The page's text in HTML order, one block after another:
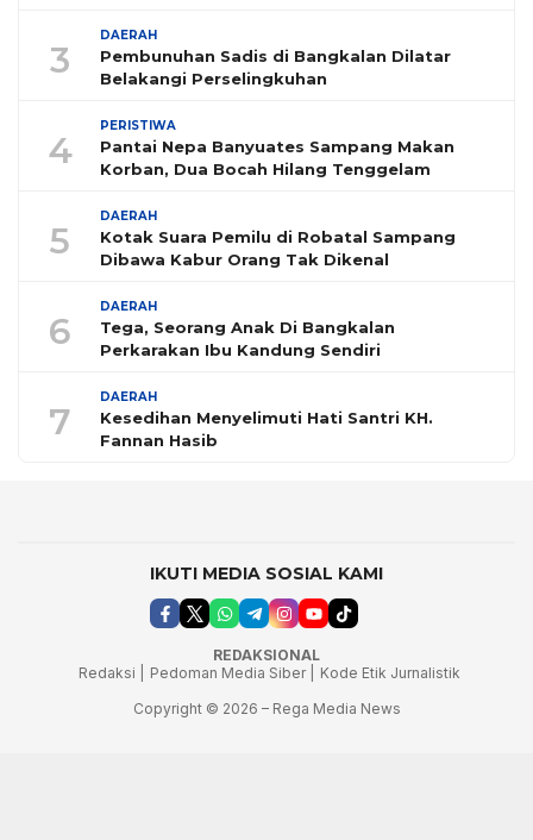
3
DAERAH
Pembunuhan Sadis di Bangkalan Dilatar
Belakangi Perselingkuhan
4
PERISTIWA
Pantai Nepa Banyuates Sampang Makan
Korban, Dua Bocah Hilang Tenggelam
5
DAERAH
Kotak Suara Pemilu di Robatal Sampang
Dibawa Kabur Orang Tak Dikenal
6
DAERAH
Tega, Seorang Anak Di Bangkalan
Perkarakan Ibu Kandung Sendiri
7
DAERAH
Kesedihan Menyelimuti Hati Santri KH.
Fannan Hasib
IKUTI MEDIA SOSIAL KAMI
REDAKSIONAL
Redaksi |
Pedoman Media Siber |
Kode Etik Jurnalistik
Copyright © 2026 – Rega Media News